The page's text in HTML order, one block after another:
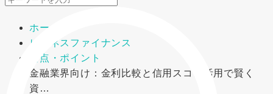
ホーム
ビジネスファイナンス
要点・ポイント
金融業界向け：金利比較と信用スコア活用で賢く
資…